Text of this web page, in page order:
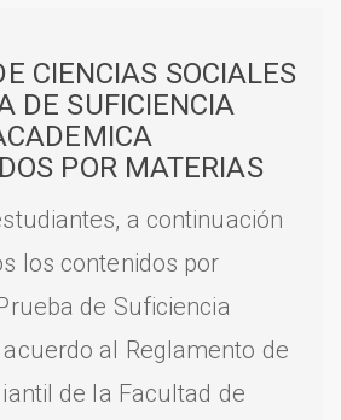
CIENCIAS SOCIALES
DE SUFICIENCIA
POR MATERIAS
a continuación
los contenidos por
de Suficiencia
al Reglamento de
de la Facultad de